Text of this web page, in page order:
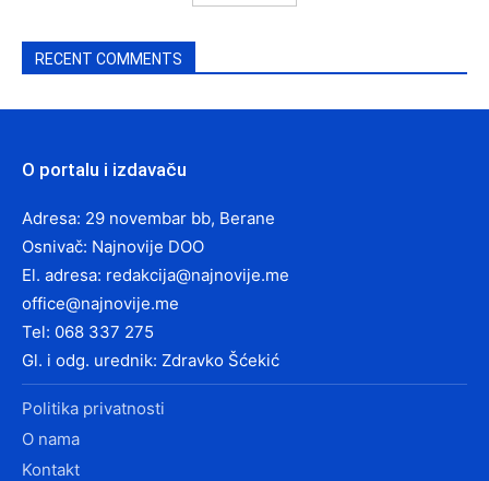
RECENT COMMENTS
O portalu i izdavaču
Adresa: 29 novembar bb, Berane
Osnivač: Najnovije DOO
El. adresa: redakcija@najnovije.me
office@najnovije.me
Tel: 068 337 275
Gl. i odg. urednik: Zdravko Šćekić
Politika privatnosti
O nama
Kontakt